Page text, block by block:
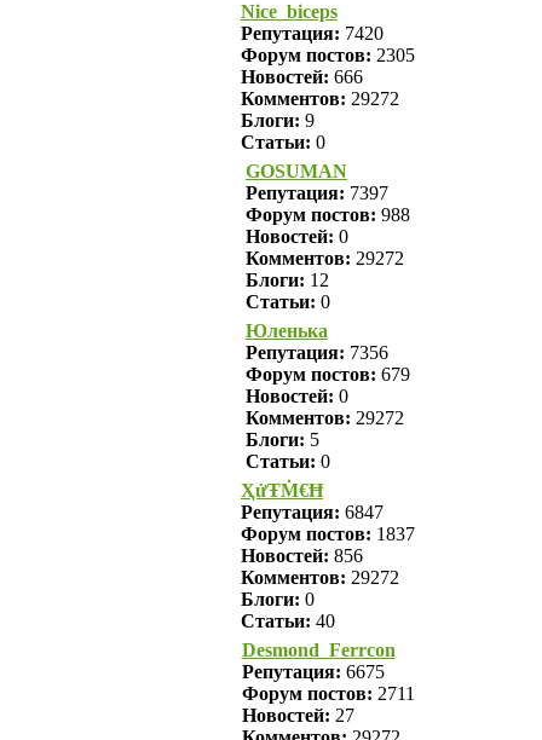
Nice_biceps
Репутация: 7420
Форум постов: 2305
Новостей: 666
Комментов: 29272
Блоги: 9
Статьи: 0
GOSUMAN
Репутация: 7397
Форум постов: 988
Новостей: 0
Комментов: 29272
Блоги: 12
Статьи: 0
Юленька
Репутация: 7356
Форум постов: 679
Новостей: 0
Комментов: 29272
Блоги: 5
Статьи: 0
ҲửŦṀ€Ħ
Репутация: 6847
Форум постов: 1837
Новостей: 856
Комментов: 29272
Блоги: 0
Статьи: 40
Desmond_Ferrcon
Репутация: 6675
Форум постов: 2711
Новостей: 27